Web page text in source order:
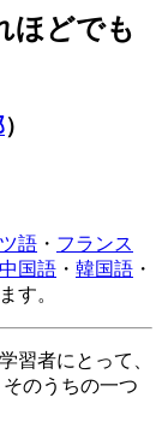
ほどでも
）
語 ・ フランス
中国語 ・ 韓国語 ・
す。
習者にとって、
のうちの一つ